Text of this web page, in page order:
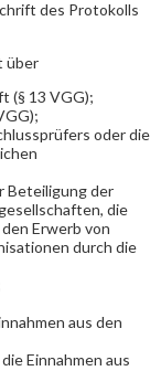
des Protokolls
über
(§ 13 VGG);
oder die
Beteiligung der
die
Erwerb von
durch die
aus den
Einnahmen aus